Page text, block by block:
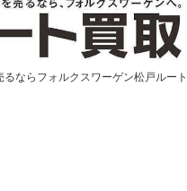
ならフォルクスワーゲン松戸ルート